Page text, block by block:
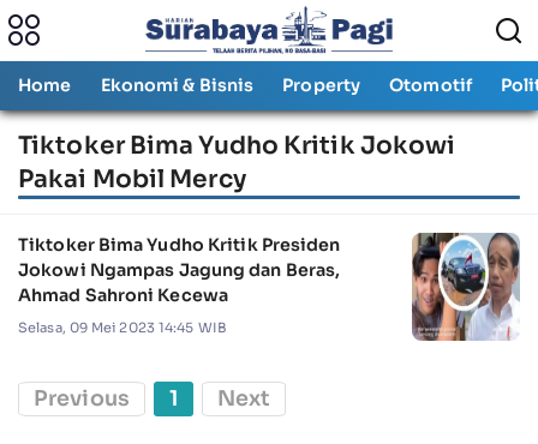
Home Ekonomi & Bisnis Property Otomotif
Tiktoker Bima Yudho Kritik Jokowi
Pakai Mobil Mercy
Tiktoker Bima Yudho Kritik Presiden
Jokowi Ngampas Jagung dan Beras,
Ahmad Sahroni Kecewa
Selasa, 09 Mei 2023 14:45 WIB
Previous 1 Next